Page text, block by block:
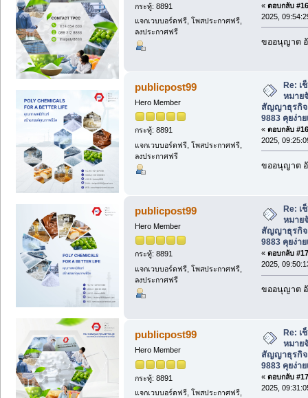
กระทู้: 8891
แจกเวบบอร์ดฟรี, โพสประกาศฟรี,
ลงประกาศฟรี
« ตอบกลับ
2025,
ขออนุญาต
publicpost99
Hero Member
กระทู้: 8891
แจกเวบบอร์ดฟรี, โพสประกาศฟรี,
ลงประกาศฟรี
Re: เ
หมาย
สัญญาธุรกิจ
9883 คุยง่า
« ตอบกลับ
2025,
ขออนุญาต
publicpost99
Hero Member
กระทู้: 8891
แจกเวบบอร์ดฟรี, โพสประกาศฟรี,
ลงประกาศฟรี
Re: เ
หมาย
สัญญาธุรกิจ
9883 คุยง่า
« ตอบกลับ
2025,
ขออนุญาต
publicpost99
Hero Member
กระทู้: 8891
แจกเวบบอร์ดฟรี, โพสประกาศฟรี,
Re: เ
หมาย
สัญญาธุรกิจ
9883 คุยง่า
« ตอบกลับ
2025,